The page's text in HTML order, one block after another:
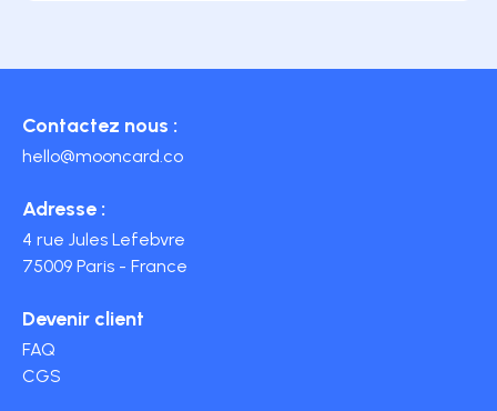
Contactez nous :
hello@mooncard.co
Adresse :
4 rue Jules Lefebvre
75009 Paris - France
Devenir client
FAQ
CGS